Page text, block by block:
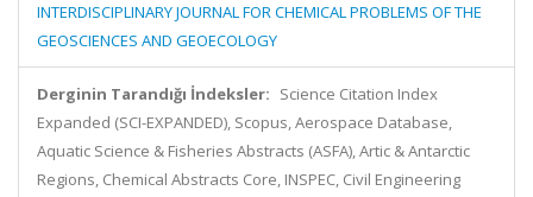
INTERDISCIPLINARY JOURNAL FOR CHEMICAL PROBLEMS OF THE
GEOSCIENCES AND GEOECOLOGY
Derginin Tarandığı İndeksler: Science Citation Index
Expanded (SCI-EXPANDED), Scopus, Aerospace Database,
Aquatic Science & Fisheries Abstracts (ASFA), Artic & Antarctic
Regions, Chemical Abstracts Core, INSPEC, Civil Engineering